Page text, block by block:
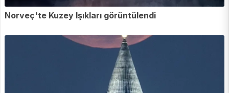
Norveç'te Kuzey Işıkları görüntülendi